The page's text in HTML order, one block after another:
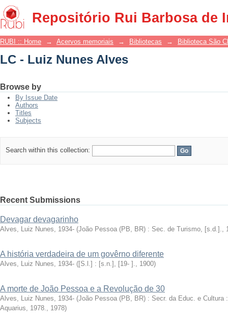
Repositório Rui Barbosa de
LC - Luiz Nunes Alves
RUBI :: Home → Acervos memoriais → Bibliotecas → Biblioteca São
LC - Luiz Nunes Alves
Browse by
By Issue Date
Authors
Titles
Subjects
Search within this collection:
Recent Submissions
Devagar devagarinho
Alves, Luiz Nunes, 1934- (João Pessoa (PB, BR) : Sec. de Turismo, [s.d.].,
A história verdadeira de um govêrno diferente
Alves, Luiz Nunes, 1934- ([S.l.] : [s.n.], [19- ]., 1900)
A morte de João Pessoa e a Revolução de 30
Alves, Luiz Nunes, 1934- (João Pessoa (PB, BR) : Secr. da Educ. e Cultura
Aquarius, 1978., 1978)